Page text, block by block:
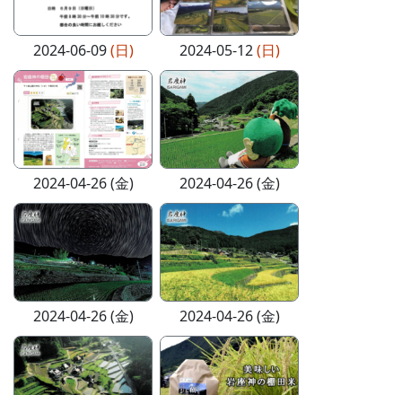
2024-06-09(日) 2024-05-12(日)
2024-04-26 (金) 2024-04-26 (金)
2024-04-26 (金) 2024-04-26 (金)